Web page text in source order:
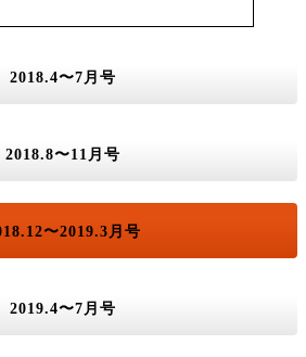
2018.4〜7月号
2018.8〜11月号
〜2019.3月号
2019.4〜7月号